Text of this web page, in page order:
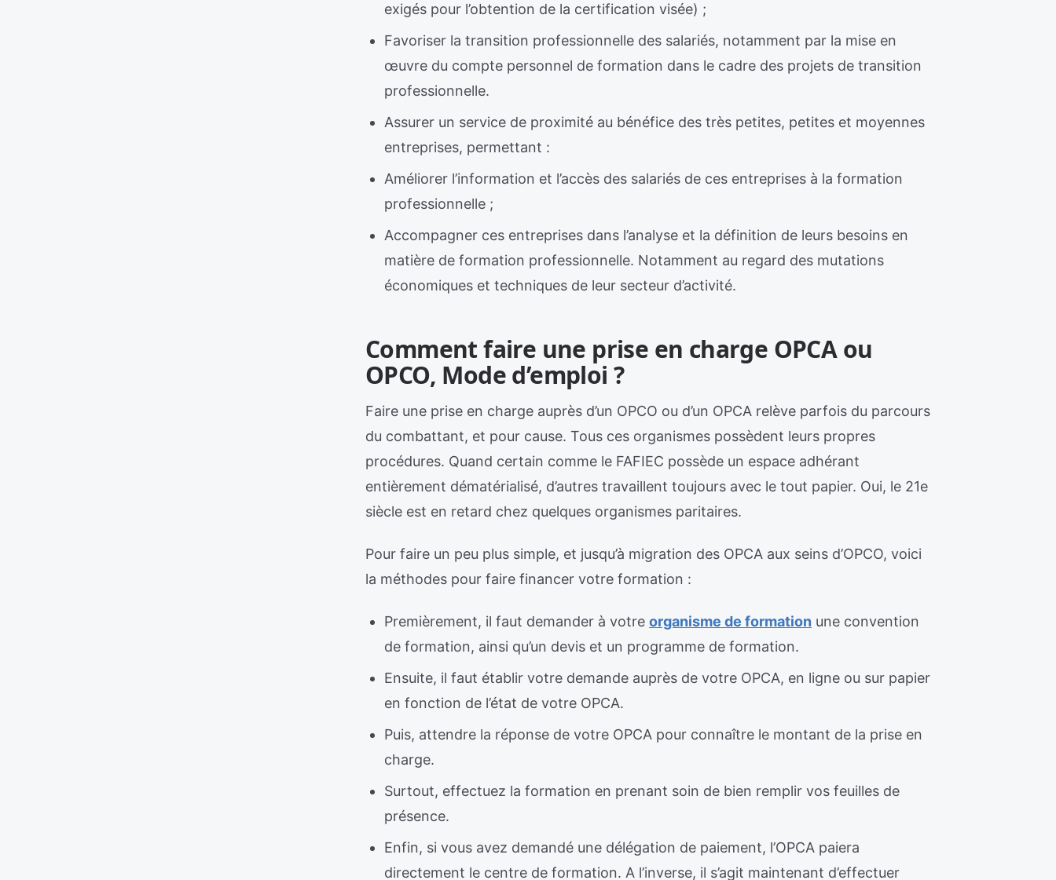
exigés pour l’obtention de la certification visée) ;
Favoriser la transition professionnelle des salariés, notamment par la mise en
œuvre du compte personnel de formation dans le cadre des projets de transition
professionnelle.
Assurer un service de proximité au bénéfice des très petites, petites et moyennes
entreprises, permettant :
Améliorer l’information et l’accès des salariés de ces entreprises à la formation
professionnelle ;
Accompagner ces entreprises dans l’analyse et la définition de leurs besoins en
matière de formation professionnelle. Notamment au regard des mutations
économiques et techniques de leur secteur d’activité.
Comment faire une prise en charge OPCA ou
OPCO, Mode d’emploi ?
Faire une prise en charge auprès d’un OPCO ou d’un OPCA relève parfois du parcours
du combattant, et pour cause. Tous ces organismes possèdent leurs propres
procédures. Quand certain comme le FAFIEC possède un espace adhérant
entièrement dématérialisé, d’autres travaillent toujours avec le tout papier. Oui, le 21e
siècle est en retard chez quelques organismes paritaires.
Pour faire un peu plus simple, et jusqu’à migration des OPCA aux seins d’OPCO, voici
la méthodes pour faire financer votre formation :
Premièrement, il faut demander à votre organisme de formation une convention
de formation, ainsi qu’un devis et un programme de formation.
Ensuite, il faut établir votre demande auprès de votre OPCA, en ligne ou sur papier
en fonction de l’état de votre OPCA.
Puis, attendre la réponse de votre OPCA pour connaître le montant de la prise en
charge.
Surtout, effectuez la formation en prenant soin de bien remplir vos feuilles de
présence.
Enfin, si vous avez demandé une délégation de paiement, l’OPCA paiera
directement le centre de formation. A l’inverse, il s’agit maintenant d’effectuer